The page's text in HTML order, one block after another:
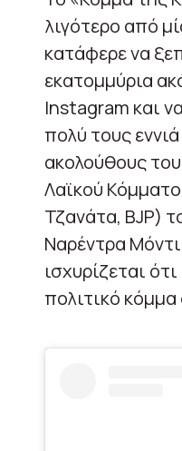
λιγότερο από
κατάφερε να
εκατομμύρια
Instagram και
πολύ τους
ακολούθους
Λαϊκού
Τζανάτα, BJP)
Ναρέντρα
ισχυρίζεται
πολιτικό